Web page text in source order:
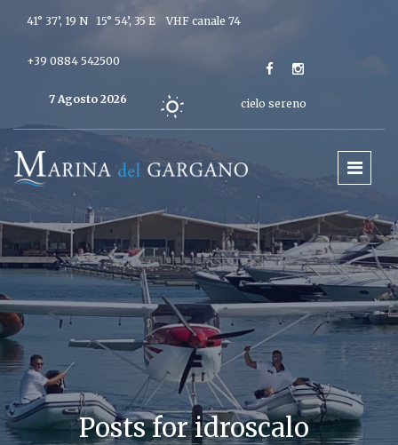
41° 37’, 19 N 15° 54’, 35 E VHF canale 74
+39 0884 542500
7 Agosto 2026 cielo sereno
Posts for idroscalo